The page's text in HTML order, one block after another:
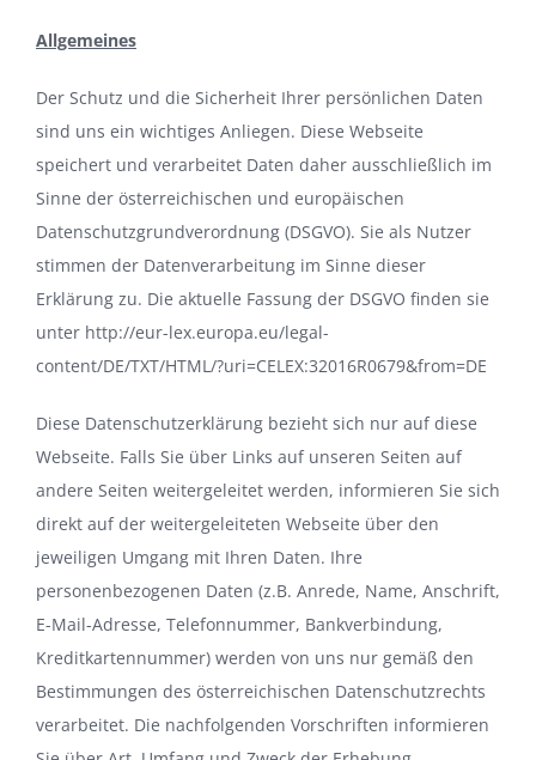
Allgemeines
Der Schutz und die Sicherheit Ihrer persönlichen Daten
sind uns ein wichtiges Anliegen. Diese Webseite
speichert und verarbeitet Daten daher ausschließlich im
Sinne der österreichischen und europäischen
Datenschutzgrundverordnung (DSGVO). Sie als Nutzer
stimmen der Datenverarbeitung im Sinne dieser
Erklärung zu. Die aktuelle Fassung der DSGVO finden sie
unter http://eur-lex.europa.eu/legal-
content/DE/TXT/HTML/?uri=CELEX:32016R0679&from=DE
Diese Datenschutzerklärung bezieht sich nur auf diese
Webseite. Falls Sie über Links auf unseren Seiten auf
andere Seiten weitergeleitet werden, informieren Sie sich
direkt auf der weitergeleiteten Webseite über den
jeweiligen Umgang mit Ihren Daten. Ihre
personenbezogenen Daten (z.B. Anrede, Name, Anschrift,
E-Mail-Adresse, Telefonnummer, Bankverbindung,
Kreditkartennummer) werden von uns nur gemäß den
Bestimmungen des österreichischen Datenschutzrechts
verarbeitet. Die nachfolgenden Vorschriften informieren